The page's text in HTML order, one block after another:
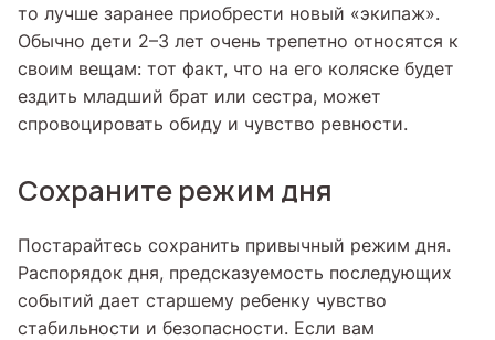
то лучше заранее приобрести новый «экипаж».
Обычно дети 2–3 лет очень трепетно относятся к
своим вещам: тот факт, что на его коляске будет
ездить младший брат или сестра, может
спровоцировать обиду и чувство ревности.
Сохраните режим дня
Постарайтесь сохранить привычный режим дня.
Распорядок дня, предсказуемость последующих
событий дает старшему ребенку чувство
стабильности и безопасности. Если вам